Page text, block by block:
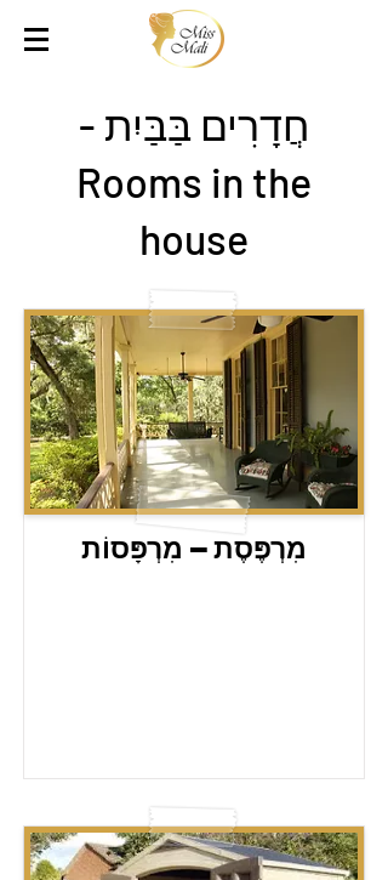
חֲדָרִים בַּבַּיִת -
Rooms in the
house
מִרְפֶּסֶת – מִרְפָּסוֹת